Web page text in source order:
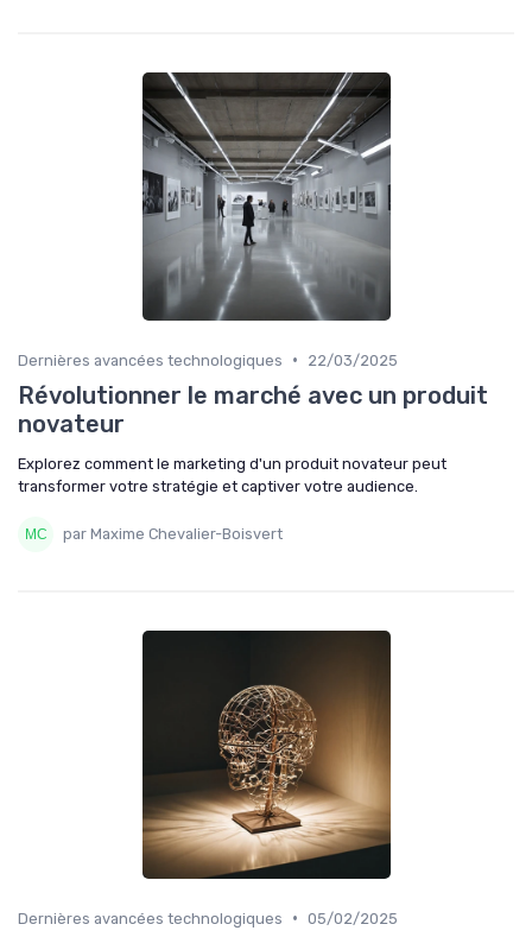
Dernières avancées technologiques • 22/03/2025
Révolutionner le marché avec un produit
novateur
Explorez comment le marketing d'un produit novateur peut
transformer votre stratégie et captiver votre audience.
par Maxime Chevalier-Boisvert
Dernières avancées technologiques • 05/02/2025